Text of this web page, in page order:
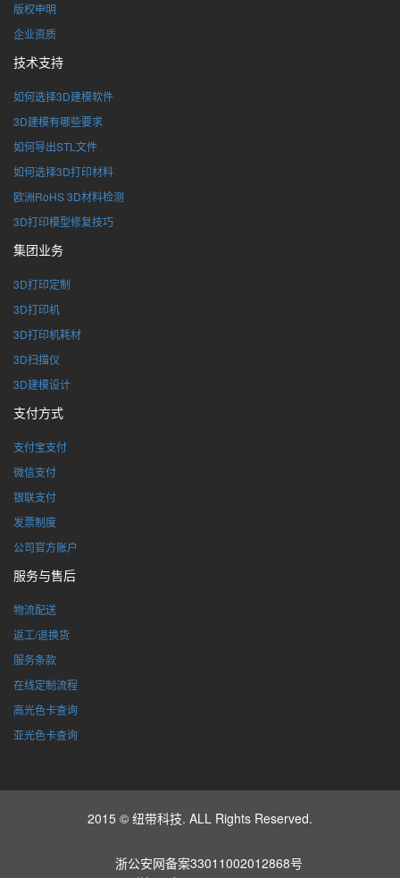
版权申明
企业资质
技术支持
如何选择3D建模软件
3D建模有哪些要求
如何导出STL文件
如何选择3D打印材料
欧洲RoHS 3D材料检测
3D打印模型修复技巧
集团业务
3D打印定制
3D打印机
3D打印机耗材
3D扫描仪
3D建模设计
支付方式
支付宝支付
微信支付
银联支付
发票制度
公司官方账户
服务与售后
物流配送
返工/退换货
服务条款
在线定制流程
高光色卡查询
亚光色卡查询
2015 © 纽带科技. ALL Rights Reserved.
浙公安网备案33011002012868号